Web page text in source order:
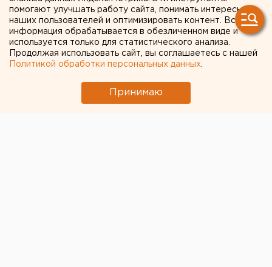
Подопечные Анвара Гатиятулина проиграли в
овертайме со счетом 2:3.
помогают улучшать работу сайта, понимать интересы
наших пользователей и оптимизировать контент. Вся
информация обрабатывается в обезличенном виде и
используется только для статистического анализа.
Продолжая использовать сайт, вы соглашаетесь с нашей
Политикой обработки персональных данных
Принимаю